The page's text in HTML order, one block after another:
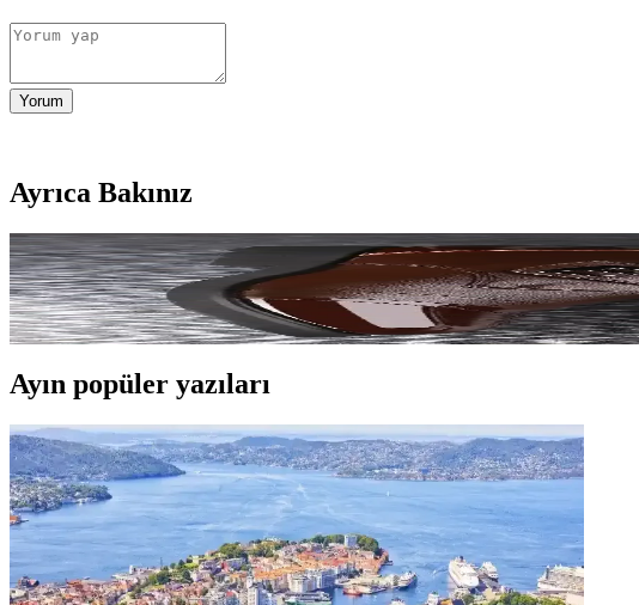
Yorum
Ayrıca Bakınız
Cordovan Deri Botlar: Viberg, Alden ve Alternatif Markaların
Cordovan deri botlarda Viberg, Alden ve diğer alternatif markalar kalite, fiyat ve
Ayın popüler yazıları